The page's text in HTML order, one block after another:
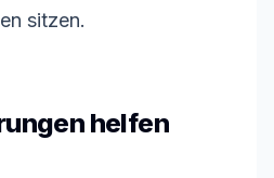
sitzen.
helfen